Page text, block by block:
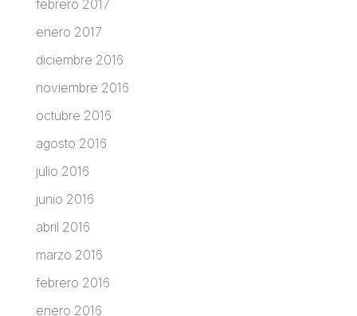
febrero 2017
enero 2017
diciembre 2016
noviembre 2016
octubre 2016
agosto 2016
julio 2016
junio 2016
abril 2016
marzo 2016
febrero 2016
enero 2016